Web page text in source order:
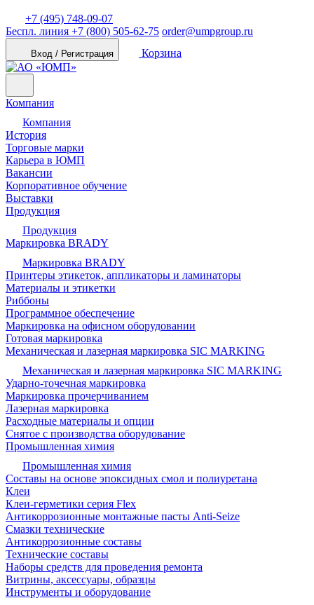
+7 (495) 748-09-07
Беспл. линия +7 (800) 505-62-75 order@umpgroup.ru
Вход / Регистрация Корзина
Компания
Компания
История
Торговые марки
Карьера в ЮМП
Вакансии
Корпоративное обучение
Выставки
Продукция
Продукция
Маркировка BRADY
Маркировка BRADY
Принтеры этикеток, аппликаторы и ламинаторы
Материалы и этикетки
Риббоны
Программное обеспечение
Маркировка на офисном оборудовании
Готовая маркировка
Механическая и лазерная маркировка SIC MARKING
Механическая и лазерная маркировка SIC MARKING
Ударно-точечная маркировка
Маркировка прочерчиванием
Лазерная маркировка
Расходные материалы и опции
Снятое с производства оборудование
Промышленная химия
Промышленная химия
Составы на основе эпоксидных смол и полиуретана
Клеи
Клеи-герметики серия Flex
Антикоррозионные монтажные пасты Anti-Seize
Смазки технические
Антикоррозионные составы
Технические составы
Наборы средств для проведения ремонта
Витрины, аксессуары, образцы
Инструменты и оборудование